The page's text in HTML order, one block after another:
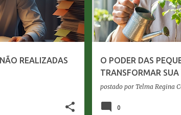
REALIZADAS
O PODER DAS
TRANSFORMAR
postado por Telma Regina
0